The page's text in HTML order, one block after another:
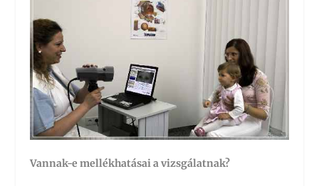
Vannak-e mellékhatásai a vizsgálatnak?